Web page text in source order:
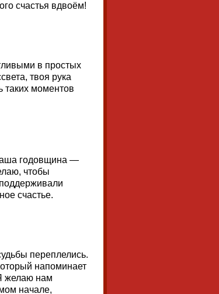
счастья вдвоём!
в простых
твоя рука
таких моментов
годовщина —
чтобы
счастье.
переплелись.
напоминает
желаю нам
начале,